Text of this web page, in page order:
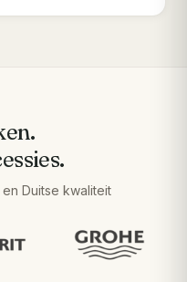
Duitse kwaliteit